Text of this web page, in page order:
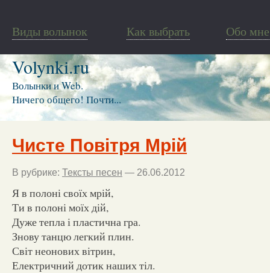
Виды волынок Как выбрать Обо мне
Volynki.ru
Волынки и Web.
Ничего общего! Почти...
Чисте Повітря Мрій
В рубрике: Тексты песен — 26.06.2012
Я в полоні своїх мрій,
Ти в полоні моїх дій,
Дуже тепла і пластична гра.
Знову танцю легкий плин.
Світ неонових вітрин,
Електричний дотик наших тіл.